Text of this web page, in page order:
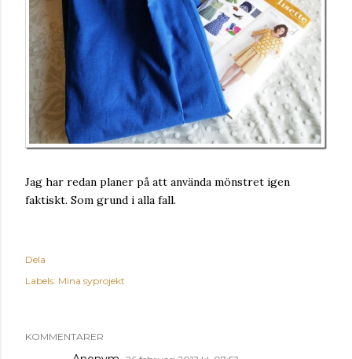
Jag har redan planer på att använda mönstret igen
faktiskt. Som grund i alla fall.
Dela
Labels: Mina syprojekt
KOMMENTARER